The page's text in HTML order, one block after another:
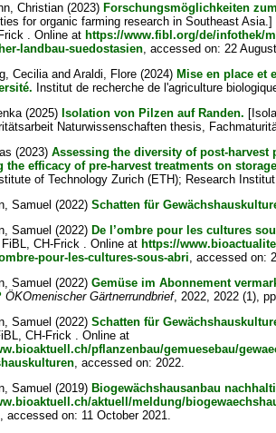
Christian (2023) Forschungsmöglichkeiten
for organic farming research in Southeast
. Online at https://www.fibl.org/de/infothek/
landbau-suedostasien, accessed on: 22
CeciliaandAraldi, Flore (2024) Mise en place et
Institut de recherche de l'agriculture
(2025) Isolation von Pilzen auf Randen.
Naturwissenschaften thesis,
(2023)Assessing the diversity of post-harvest
the efficacy of pre-harvest treatments on
of Technology Zurich (ETH); Research
Samuel (2022)Schatten für
Samuel (2022) De l’ombre pour les cultures
FiBL, CH-Frick . Online at https://
pour-les-cultures-sous-abri, accessed on:
Samuel (2022)Gemüse im Abonnement
ÖKOmenischer Gärtnerrundbrief, 2022, 2022 (1),
Samuel (2022)Schatten für
CH-Frick . Online at
pflanzenbau/gemuesebau/
, accessed on: 2022.
Samuel (2019) Biogewächshausanbau
aktuell/meldung/
, accessed on: 11 October 2021.